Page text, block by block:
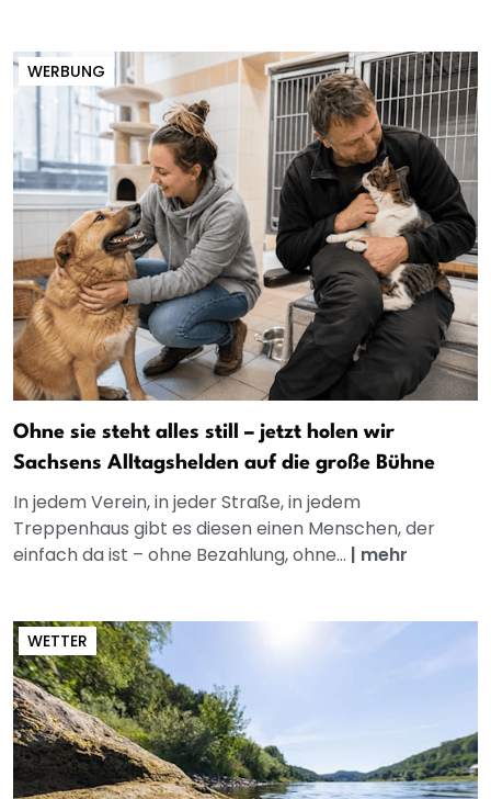
WERBUNG
Ohne sie steht alles still – jetzt holen wir
Sachsens Alltagshelden auf die große Bühne
In jedem Verein, in jeder Straße, in jedem
Treppenhaus gibt es diesen einen Menschen, der
einfach da ist – ohne Bezahlung, ohne... | mehr
WETTER